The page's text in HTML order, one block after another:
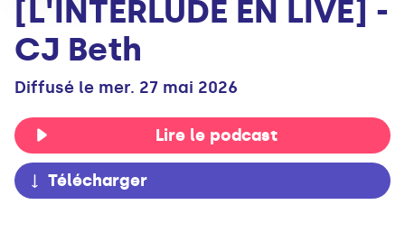
[L'INTERLUDE EN LIVE] -
CJ Beth
Diffusé le mer. 27 mai 2026
Lire le podcast
Télécharger